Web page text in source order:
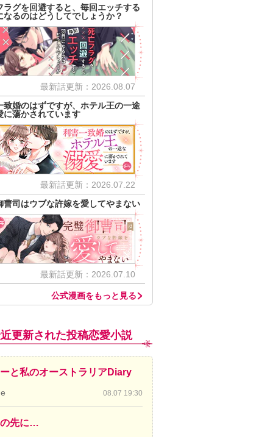
ラグを回避すると、毎回エッチする
なるのはどうしてでしょうか？
最新話更新：2026.08.07
致婚のはずですが、ホテル王の一途
に蕩かされています
最新話更新：2026.07.22
曹司はウブな許嫁を愛してやまない
最新話更新：2026.07.10
公式漫画をもっと見る
更新された投稿恋愛小説
と私のオーストラリアDiary
08.07 19:30
先に…